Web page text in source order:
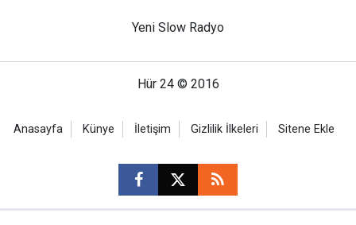
Yeni Slow Radyo
Hür 24 © 2016
Anasayfa Künye İletişim Gizlilik İlkeleri Sitene Ekle